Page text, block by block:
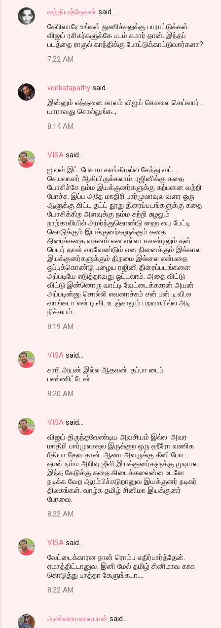
வந்தியத்தேவன் said…
கேபிளாரே உங்கள் துணிச்சலுக்கு பாராட்டுக்கள்.
விஜய் ரசிகர்களுக்கே படம் சுமார் தான். இந்தப்
படத்தை ராகுல் காந்திக்கு போட்டுக்காட்டுவார்களா?
7:22 AM
venkatapathy said…
இன்னும் எத்தனை காலம் விஜய் கொலை செய்வார்..
யாராவது சொல்லுங்க..,
8:14 AM
VISA said…
ஐ லவ் இட். பேசாம காங்கிரஸ்ல சேந்து வட்ட
செயலாளர் ஆகியிருக்கலாம். ரஜினிக்கு கதை
யோசிச்சே நம்ம இயக்குனர்களுக்கு கற்பனை வற்றி
போச்சு. இப்ப அதே மாதிரி பார்முலாவுல வளர ஒரு
ஆளுக்கு கிட்ட தட்ட் நூறு திரைப்படங்களுக்கு கதை
யோசிக்கிற அளவுக்கு நம்ம சுற்றி சுழலும்
நாற்காலியில் அமர்ந்துகொண்டு ஹை பை பேட்டி
கொடுக்கும் இயக்குனர்களுக்கும் கதை
திரைக்கதை வசனம் என எல்லா ஈவன்டிலும் தன்
பெயர் தான் வரவேண்டும் என நினைக்கும் இக்கால
இயக்குனர்களுக்கும் திறமை இல்லை என்பதை
ஒப்புக்கொண்டு பழைய ரஜினி திரைப்படங்களை
அப்படியே எடுத்தாவது ஓட்டலாம். அதை விட்டு
விட்டு இன்னொரு வாட்டி வேட்டைக்காரன் அயன்
அப்படின்னு சொல்லி எவனாச்சும் சன் பன் டி.வி.ல
வாங்கடா என் டி.வி. உடஞ்சாலும் பறவாயில்ல அடி
நிச்சயம்.
8:19 AM
VISA said…
சாரி அயன் இல்ல ஆதவன். தப்பா டைப்
பண்ணிட்டேன்.
8:20 AM
VISA said…
விஜய் திருந்தவேண்டிய அவசியம் இல்ல. அவர
மாதிரி பார்முலாவுல இருக்குற ஒரு ஹீரோ வணிக
ரீதியா தேவ தான். ஆனா அவருக்கு தீனி போட
தான் நம்ம அறிவு ஜீவி இயக்குனர்களுக்கு முடியல.
இந்த கேடுக்கு கதை கிடைக்கலைன்ன உடனே
நடிக்க வேற ஆரம்பிச்சுடுறானுவ இயக்குனர் நடிகர்
திலகங்கள். வாழ்க தமிழ் சினிமா இயக்குனர்
பேரவை.
8:22 AM
VISA said…
வேட்டைக்காரன நான் ரொம்ப எதிர்பார்த்தேன்.
ஏமாத்திட்டானுவ. இனி மேல் தமிழ் சினிமாவ காசு
கொடுத்து பாத்தா கேளுங்கடா....
8:22 AM
அண்ணாமலையான் said…